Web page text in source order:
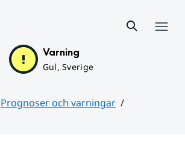
Varning
Gul, Sverige
Prognoser och varningar